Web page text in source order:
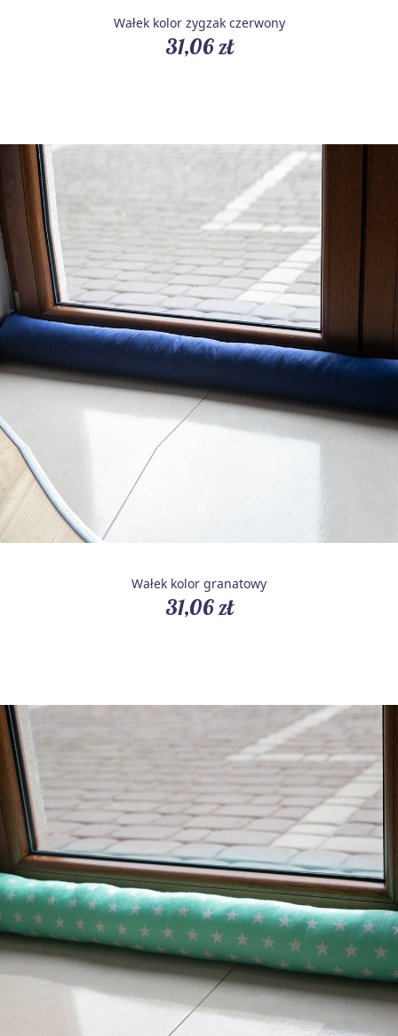
Wałek kolor zygzak czerwony
31,06 zł
Wałek kolor granatowy
31,06 zł